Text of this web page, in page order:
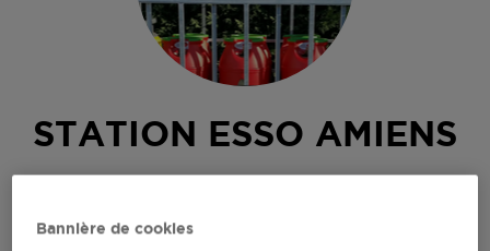
STATION ESSO AMIENS
Bannière de cookies